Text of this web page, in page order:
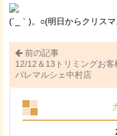
(´_｀)。○(明日からクリス
前の記事
12/12＆13トリミングお客
パレマルシェ中村店